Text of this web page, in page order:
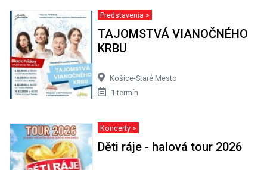
Predstavenia >
TAJOMSTVÁ VIANOČNÉHO
KRBU
Košice-Staré Mesto
1 termín
Koncerty >
Děti ráje - halová tour 2026